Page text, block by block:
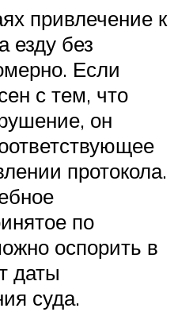
привлечение к
езду без
Если
с тем, что
он
протокола.
по
оспорить в
даты
суда.